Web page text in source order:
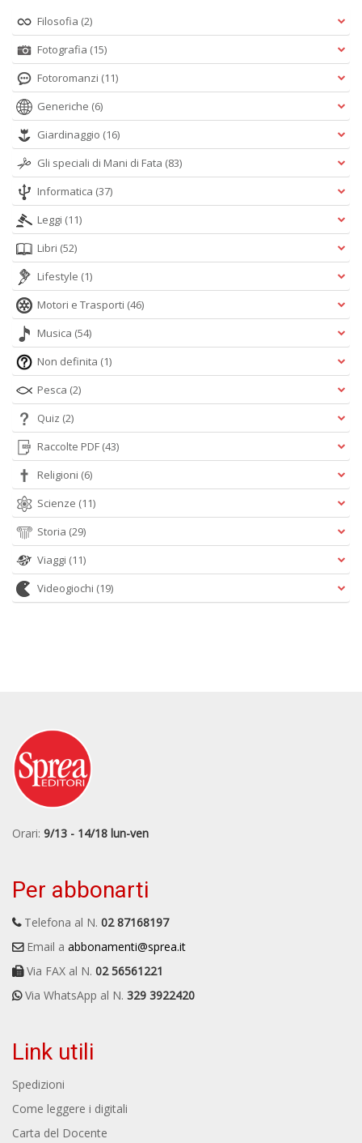
Filosofia (2)
Fotografia (15)
Fotoromanzi (11)
Generiche (6)
Giardinaggio (16)
Gli speciali di Mani di Fata (83)
Informatica (37)
Leggi (11)
Libri (52)
Lifestyle (1)
Motori e Trasporti (46)
Musica (54)
Non definita (1)
Pesca (2)
Quiz (2)
Raccolte PDF (43)
Religioni (6)
Scienze (11)
Storia (29)
Viaggi (11)
Videogiochi (19)
Orari: 9/13 - 14/18 lun-ven
Per abbonarti
Telefona al N. 02 87168197
Email a abbonamenti@sprea.it
Via FAX al N. 02 56561221
Via WhatsApp al N. 329 3922420
Link utili
Spedizioni
Come leggere i digitali
Carta del Docente